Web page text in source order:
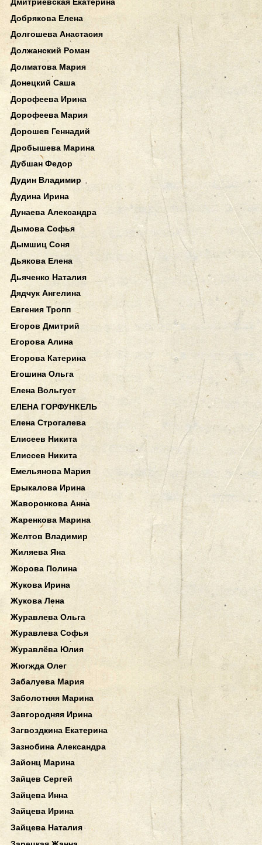
Добрякова Елена
Долгошева Анастасия
Должанский Роман
Долматова Мария
Донецкий Саша
Дорофеева Ирина
Дорофеева Мария
Дорошев Геннадий
Дробышева Марина
Дубшан Федор
Дудин Владимир
Дудина Ирина
Дунаева Александра
Дымова Софья
Дымшиц Соня
Дьякова Елена
Дьяченко Наталия
Дядчук Ангелина
Евгения Тропп
Егоров Дмитрий
Егорова Алина
Егорова Катерина
Егошина Ольга
Елена Вольгуст
ЕЛЕНА ГОРФУНКЕЛЬ
Елена Строгалева
Елисеев Никита
Елиссев Никита
Емельянова Мария
Ерыкалова Ирина
Жаворонкова Анна
Жаренкова Марина
Желтов Владимир
Жиляева Яна
Жорова Полина
Жукова Ирина
Жукова Лена
Журавлева Ольга
Журавлева Софья
Журавлёва Юлия
Жюгжда Олег
Забалуева Мария
Заболотняя Марина
Завгородняя Ирина
Загвоздкина Екатерина
Зазнобина Александра
Зайонц Марина
Зайцев Сергей
Зайцева Инна
Зайцева Ирина
Зайцева Наталия